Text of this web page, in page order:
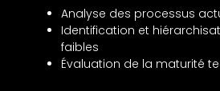
Analyse des processus
Identification et
faibles
Évaluation de la maturité